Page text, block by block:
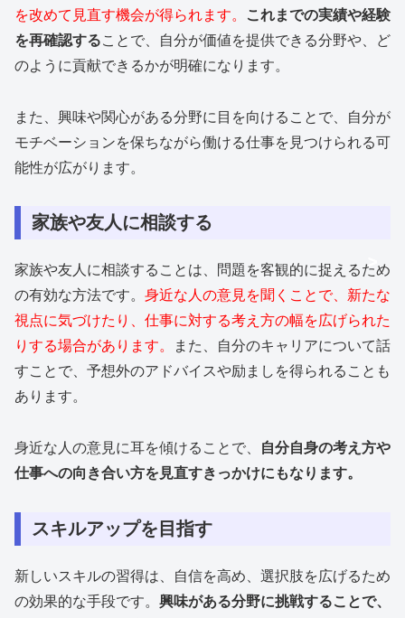
を改めて見直す機会が得られます。
これまでの実績や経験
を再確認することで、自分が価値を提供できる分野や、ど
のように貢献できるかが明確になります。
また、興味や関心がある分野に目を向けることで、自分が
モチベーションを保ちながら働ける仕事を見つけられる可
能性が広がります。
家族や友人に相談する
家族や友人に相談することは、問題を客観的に捉えるため
の有効な方法です。 身近な人の意見を聞くことで、新たな
視点に気づけたり、仕事に対する考え方の幅を広げられた
りする場合があります。
また、自分のキャリアについて話
すことで、予想外のアドバイスや励ましを得られることも
あります。
身近な人の意見に耳を傾けることで、
自分自身の考え方や
仕事への向き合い方を見直すきっかけにもなります。
スキルアップを目指す
新しいスキルの習得は、自信を高め、選択肢を広げるため
の効果的な手段です。 興味がある分野に挑戦することで、